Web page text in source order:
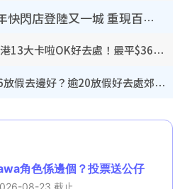
小熊維尼100週年快閃店登陸又一城 重現百畝森林經典場景／獨家限定盲盒登場／專屬DIY香水
唱K推介2026︱全港13大卡啦OK好去處！最平$36起 日文K都有！(附地址+收費詳情)
假日好去處｜2026放假去邊好？逾20放假好去處郊外/秘景 休閒半日或一日遊